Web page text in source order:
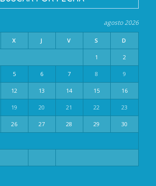
agosto 2026
X J V S D
1 2
5 6 7 8 9
12 13 14 15 16
19 20 21 22 23
26 27 28 29 30